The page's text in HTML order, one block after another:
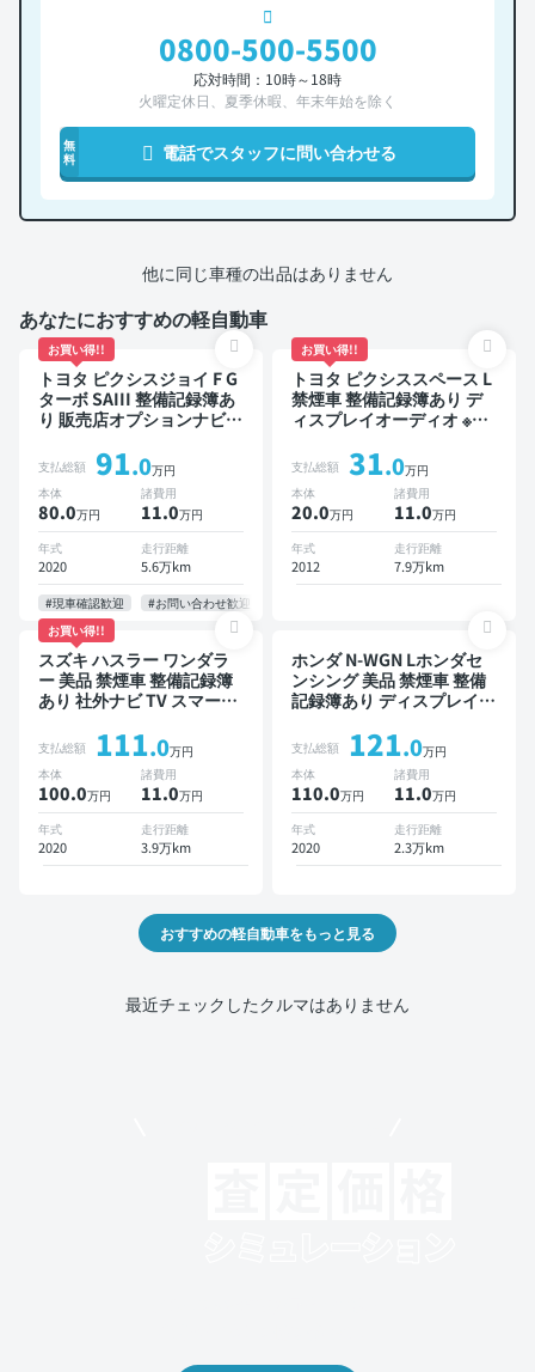
0800-500-5500
応対時間：10時～18時
火曜定休日、夏季休暇、年末年始を除く
無
料
電話でスタッフに問い合わせる
他に同じ車種の出品はありません
あなたにおすすめの軽自動車
お買い得!!
トヨタ ピクシスジョイ F G
ターボ SAIII 整備記録簿あ
り 販売店オプションナビ
トキー ETC バックモニタ
ー ドライブレコーダー 衝
突軽減
支払総額 91.0万円
本体
80.0万円
諸費用
11.0万円
年式
2020
走行距離
5.6万km
#現車確認歓迎 #お問い合わせ歓迎
お買い得!!
トヨタ ピクシススペース L
禁煙車 整備記録簿あり デ
ィスプレイオーディオ ※ナ
スキー ETC
支払総額 31.0万円
本体
20.0万円
諸費用
11.0万円
年式
2012
走行距離
7.9万km
お買い得!!
スズキ ハスラー ワンダラ
ー 美品 禁煙車 整備記録簿
あり 社外ナビ TV スマート
ドライブレコーダー
支払総額 111.0万円
本体
100.0万円
諸費用
11.0万円
年式
2020
走行距離
3.9万km
ホンダ N-WGN Lホンダセ
ンシング 美品 禁煙車 整備
記録簿あり ディスプレイオ
オートクルーズ スマートキ
ー ETC バックモニター ド
ライブレコーダー 衝突軽減
支払総額 121.0万円
本体
110.0万円
諸費用
11.0万円
年式
2020
走行距離
2.3万km
おすすめの軽自動車をもっと見る
最近チェックしたクルマはありません